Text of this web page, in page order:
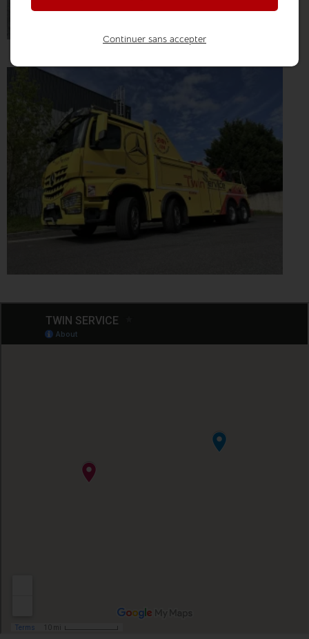
Continuer sans accepter